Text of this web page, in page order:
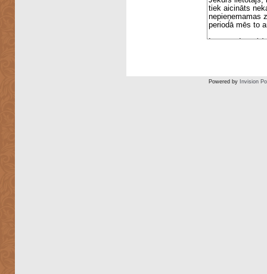
Powered by Invision